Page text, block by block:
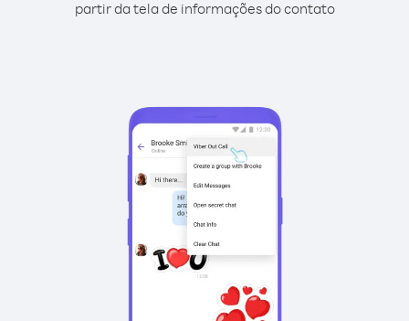
partir da tela de informações do contato